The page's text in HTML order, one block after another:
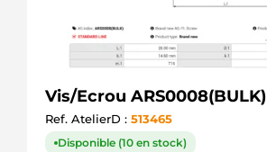
Vis/Ecrou ARS0008(BULK)
Ref. AtelierD : 513465
Disponible (10 en stock)